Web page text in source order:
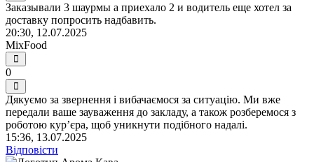
Заказывали 3 шаурмы а приехало 2 и водитель еще хотел за
доставку попросить надбавить.
20:30, 12.07.2025
MixFood
0
Дякуємо за звернення і вибачаємося за ситуацію. Ми вже
передали ваше зауваження до закладу, а також розберемося з
роботою кур’єра, щоб уникнути подібного надалі.
15:36, 13.07.2025
Відповісти